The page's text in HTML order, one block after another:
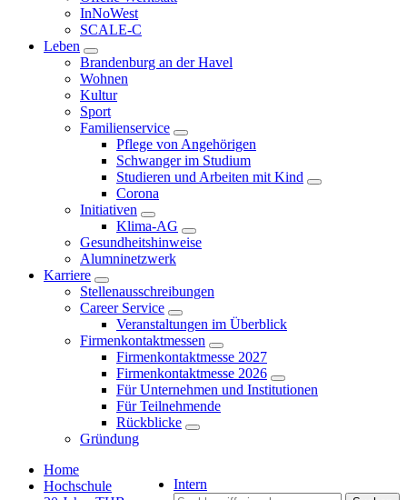
InNoWest
SCALE-C
Leben
Brandenburg an der Havel
Wohnen
Kultur
Sport
Familienservice
Pflege von Angehörigen
Schwanger im Studium
Studieren und Arbeiten mit Kind
Corona
Initiativen
Klima-AG
Gesundheitshinweise
Alumninetzwerk
Karriere
Stellenausschreibungen
Career Service
Veranstaltungen im Überblick
Firmenkontaktmessen
Firmenkontaktmesse 2027
Firmenkontaktmesse 2026
Für Unternehmen und Institutionen
Für Teilnehmende
Rückblicke
Gründung
Intern
Home
Hochschule